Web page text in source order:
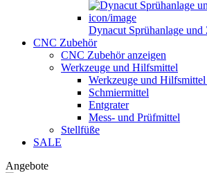
Dynacut Sprühanlage und
CNC Zubehör
CNC Zubehör anzeigen
Werkzeuge und Hilfsmittel
Werkzeuge und Hilfsmittel
Schmiermittel
Entgrater
Mess- und Prüfmittel
Stellfüße
SALE
Angebote